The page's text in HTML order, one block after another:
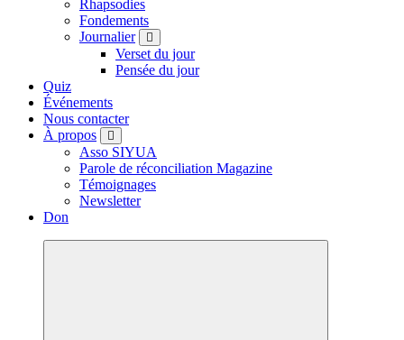
Rhapsodies
Fondements
Journalier
Verset du jour
Pensée du jour
Quiz
Événements
Nous contacter
À propos
Asso SIYUA
Parole de réconciliation Magazine
Témoignages
Newsletter
Don